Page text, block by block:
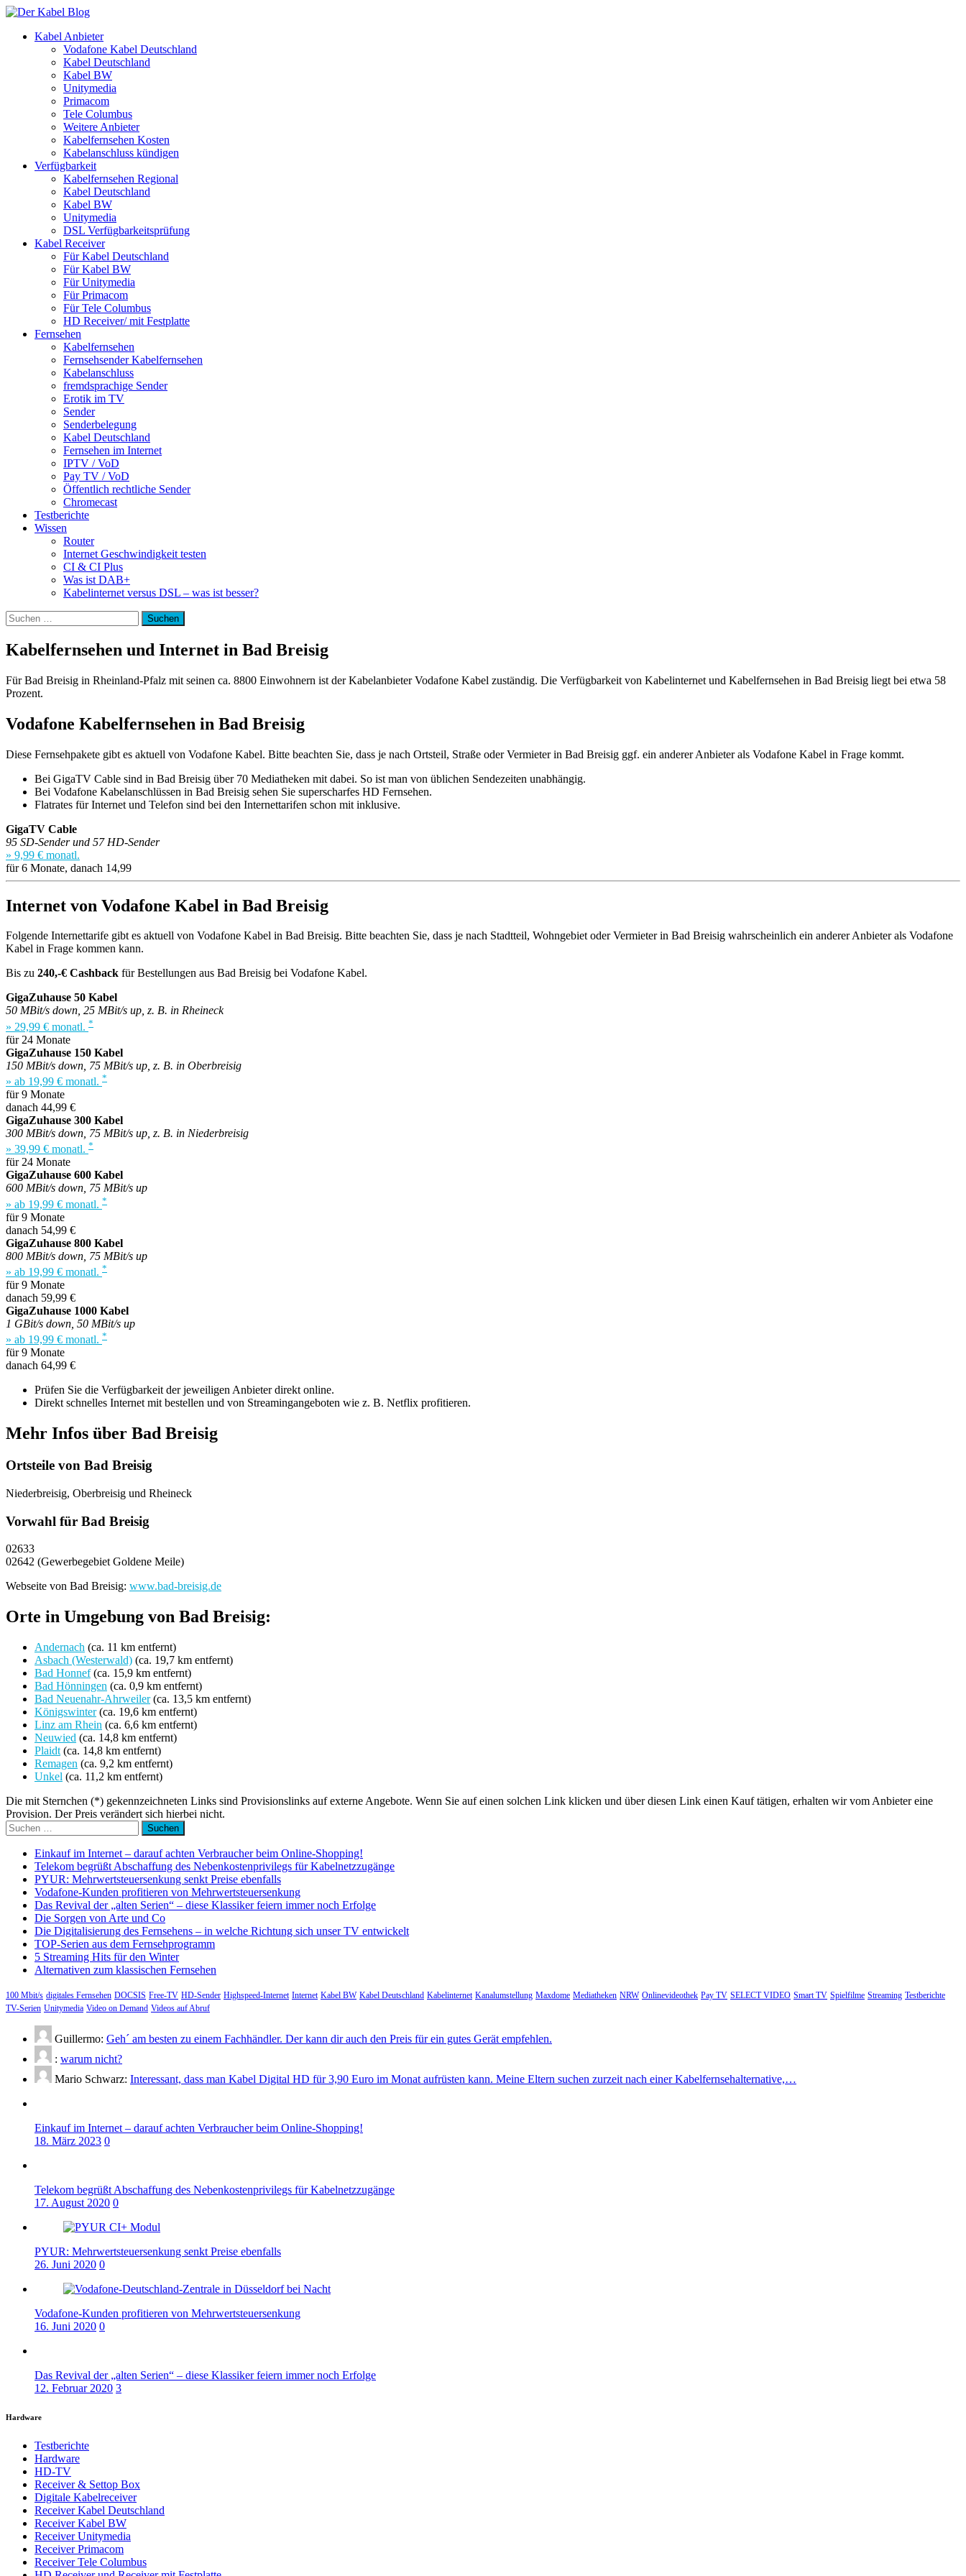
Kabel Anbieter
Vodafone Kabel Deutschland
Kabel Deutschland
Kabel BW
Unitymedia
Primacom
Tele Columbus
Weitere Anbieter
Kabelfernsehen Kosten
Kabelanschluss kündigen
Verfügbarkeit
Kabelfernsehen Regional
Kabel Deutschland
Kabel BW
Unitymedia
DSL Verfügbarkeitsprüfung
Kabel Receiver
Für Kabel Deutschland
Für Kabel BW
Für Unitymedia
Für Primacom
Für Tele Columbus
HD Receiver/ mit Festplatte
Fernsehen
Kabelfernsehen
Fernsehsender Kabelfernsehen
Kabelanschluss
fremdsprachige Sender
Erotik im TV
Sender
Senderbelegung
Kabel Deutschland
Fernsehen im Internet
IPTV / VoD
Pay TV / VoD
Öffentlich rechtliche Sender
Chromecast
Testberichte
Wissen
Router
Internet Geschwindigkeit testen
CI & CI Plus
Was ist DAB+
Kabelinternet versus DSL – was ist besser?
Suchen
nach:
Kabelfernsehen und Internet in Bad Breisig
Für Bad Breisig in Rheinland-Pfalz mit seinen ca. 8800 Einwohnern ist der Kabelanbieter Vodafone Kabel zuständig. Die Verfügbarkeit von Kabelinternet und Kabelfernsehen in Bad Breisig liegt bei etwa 58
Prozent.
Vodafone Kabelfernsehen in Bad Breisig
Diese Fernsehpakete gibt es aktuell von Vodafone Kabel. Bitte beachten Sie, dass je nach Ortsteil, Straße oder Vermieter in Bad Breisig ggf. ein anderer Anbieter als Vodafone Kabel in Frage kommt.
Bei GigaTV Cable sind in Bad Breisig über 70 Mediatheken mit dabei. So ist man von üblichen Sendezeiten unabhängig.
Bei Vodafone Kabelanschlüssen in Bad Breisig sehen Sie superscharfes HD Fernsehen.
Flatrates für Internet und Telefon sind bei den Internettarifen schon mit inklusive.
GigaTV Cable
95 SD-Sender und 57 HD-Sender
» 9,99 € monatl.
für 6 Monate, danach 14,99
Internet von Vodafone Kabel in Bad Breisig
Folgende Internettarife gibt es aktuell von Vodafone Kabel in Bad Breisig. Bitte beachten Sie, dass je nach Stadtteil, Wohngebiet oder Vermieter in Bad Breisig wahrscheinlich ein anderer Anbieter als Vodafone
Kabel in Frage kommen kann.
Bis zu 240,-€ Cashback für Bestellungen aus Bad Breisig bei Vodafone Kabel.
GigaZuhause 50 Kabel
50 MBit/s down, 25 MBit/s up, z. B. in Rheineck
» 29,99 € monatl. *
für 24 Monate
GigaZuhause 150 Kabel
150 MBit/s down, 75 MBit/s up, z. B. in Oberbreisig
» ab 19,99 € monatl. *
für 9 Monate
danach 44,99 €
GigaZuhause 300 Kabel
300 MBit/s down, 75 MBit/s up, z. B. in Niederbreisig
» 39,99 € monatl. *
für 24 Monate
GigaZuhause 600 Kabel
600 MBit/s down, 75 MBit/s up
» ab 19,99 € monatl. *
für 9 Monate
danach 54,99 €
GigaZuhause 800 Kabel
800 MBit/s down, 75 MBit/s up
» ab 19,99 € monatl. *
für 9 Monate
danach 59,99 €
GigaZuhause 1000 Kabel
1 GBit/s down, 50 MBit/s up
» ab 19,99 € monatl. *
für 9 Monate
danach 64,99 €
Prüfen Sie die Verfügbarkeit der jeweiligen Anbieter direkt online.
Direkt schnelles Internet mit bestellen und von Streamingangeboten wie z. B. Netflix profitieren.
Mehr Infos über Bad Breisig
Ortsteile von Bad Breisig
Niederbreisig, Oberbreisig und Rheineck
Vorwahl für Bad Breisig
02633
02642 (Gewerbegebiet Goldene Meile)
Webseite von Bad Breisig: www.bad-breisig.de
Orte in Umgebung von Bad Breisig:
Andernach (ca. 11 km entfernt)
Asbach (Westerwald) (ca. 19,7 km entfernt)
Bad Honnef(ca. 15,9 km entfernt)
Bad Hönningen (ca. 0,9 km entfernt)
Bad Neuenahr-Ahrweiler(ca. 13,5 km entfernt)
Königswinter(ca. 19,6 km entfernt)
Linz am Rhein (ca. 6,6 km entfernt)
Neuwied (ca. 14,8 km entfernt)
Plaidt (ca. 14,8 km entfernt)
Remagen (ca. 9,2 km entfernt)
Unkel (ca. 11,2 km entfernt)
Die mit Sternchen (*) gekennzeichneten Links sind Provisionslinks auf externe Angebote. Wenn Sie auf einen solchen Link klicken und über diesen Link einen Kauf tätigen, erhalten wir vom Anbieter eine
Provision. Der Preis verändert sich hierbei nicht.
Suchen
nach:
Einkauf im Internet – darauf achten Verbraucher beim Online-Shopping!
Telekom begrüßt Abschaffung des Nebenkostenprivilegs für Kabelnetzzugänge
PYUR: Mehrwertsteuersenkung senkt Preise ebenfalls
Vodafone-Kunden profitieren von Mehrwertsteuersenkung
Das Revival der „alten Serien“ – diese Klassiker feiern immer noch Erfolge
Die Sorgen von Arte und Co
Die Digitalisierung des Fernsehens – in welche Richtung sich unser TV entwickelt
TOP-Serien aus dem Fernsehprogramm
5 Streaming Hits für den Winter
Alternativen zum klassischen Fernsehen
100 Mbit/s digitales Fernsehen DOCSIS Free-TV HD-Sender Highspeed-Internet Internet Kabel BW Kabel Deutschland Kabelinternet Kanalumstellung Maxdome Mediatheken NRW Onlinevideothek Pay TV SELECT VIDEO Smart TV Spielfilme Streaming Testberichte
TV-Serien Unitymedia Video on Demand Videos auf Abruf
Guillermo: Geh´ am besten zu einem Fachhändler. Der kann dir auch den Preis für ein gutes Gerät empfehlen.
: warum nicht?
Mario Schwarz: Interessant, dass man Kabel Digital HD für 3,90 Euro im Monat aufrüsten kann. Meine Eltern suchen zurzeit nach einer Kabelfernsehalternative,…
Einkauf im Internet – darauf achten Verbraucher beim Online-Shopping!
18. März 2023 0
Telekom begrüßt Abschaffung des Nebenkostenprivilegs für Kabelnetzzugänge
17. August 2020 0
PYUR: Mehrwertsteuersenkung senkt Preise ebenfalls
26. Juni 2020 0
Vodafone-Kunden profitieren von Mehrwertsteuersenkung
16. Juni 2020 0
Das Revival der „alten Serien“ – diese Klassiker feiern immer noch Erfolge
12. Februar 2020 3
Hardware
Testberichte
Hardware
HD-TV
Receiver & Settop Box
Digitale Kabelreceiver
Receiver Kabel Deutschland
Receiver Kabel BW
Receiver Unitymedia
Receiver Primacom
Receiver Tele Columbus